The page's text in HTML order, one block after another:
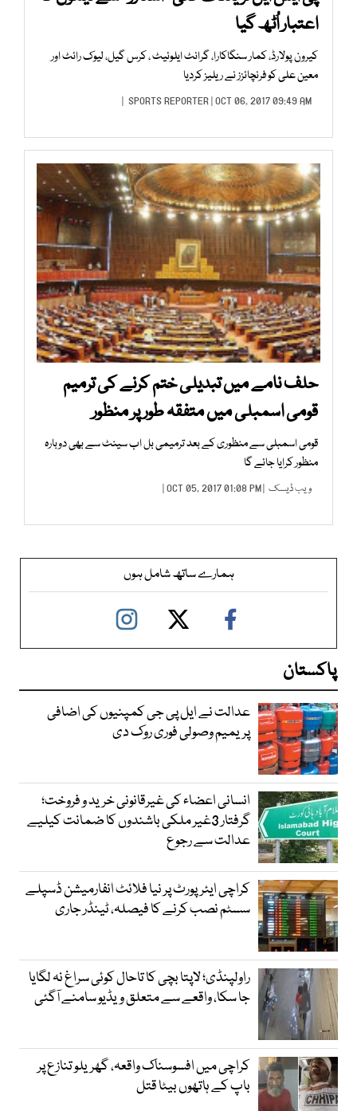
اعتبار اُٹھ گیا
کیرون پولارڈ، کمار سنگاکارا، گرانٹ ایلوئیٹ ، کرس گیل، لیوک رائٹ اور
معین علی کو فرنچائزز نے ریلیز کردیا
SPORTS REPORTER| OCT 06, 2017 09:49 AM |
حلف نامے میں تبدیلی ختم کرنے کی ترمیم
قومی اسمبلی میں متفقہ طور پر منظور
قومی اسمبلی سے منظوری کے بعد ترمیمی بل اب سینٹ سے بھی دوبارہ
منظور کرایا جائے گا
ویب ڈیسک | OCT 05, 2017 01:08 PM |
ہمارے ساتھ شامل ہوں
پاکستان
عدالت نے ایل پی جی کمپنیوں کی اضافی
پریمیم وصولی فوری روک دی
انسانی اعضاء کی غیرقانونی خرید و فروخت؛
گرفتار 3غیر ملکی باشندوں کا ضمانت کیلیے
عدالت سے رجوع
کراچی ایئرپورٹ پر نیا فلائٹ انفارمیشن ڈسپلے
سسٹم نصب کرنے کا فیصلہ، ٹینڈر جاری
راولپنڈی؛ لاپتا بچی کا تاحال کوئی سراغ نہ لگایا
جا سکا، واقعے سے متعلق ویڈیو سامنے آگئی
کراچی میں افسوسناک واقعہ، گھریلو تنازع پر
باپ کے ہاتھوں بیٹا قتل